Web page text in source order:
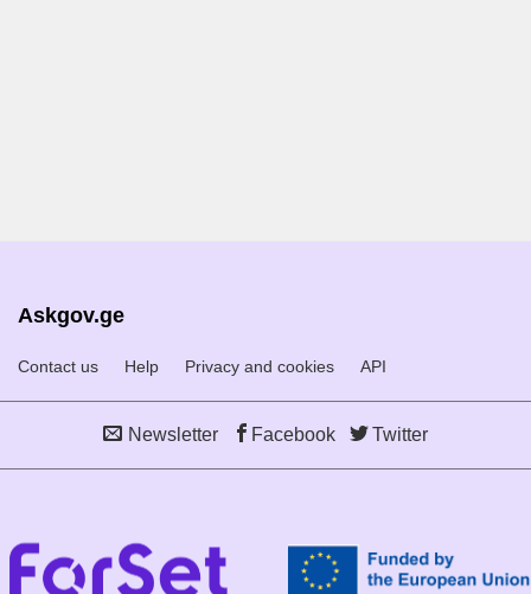
Askgov.ge
Contact us Help Privacy and cookies API
Newsletter Facebook Twitter